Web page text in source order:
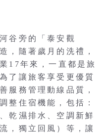
谷旁的「泰安觀
，隨著歲月的洗禮，
17年來，一直都是旅
了讓旅客享受更優質
服務管理動線品質，
整住宿機能，包括：
乾濕排水、空調新鮮
，獨立回風）等，讓